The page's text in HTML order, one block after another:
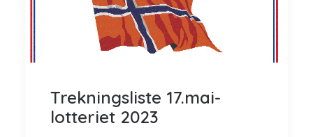
Trekningsliste 17.mai-
lotteriet 2023